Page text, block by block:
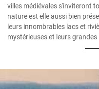
villes médiévales s'inviteront
nature est elle aussi bien
leurs innombrables lacs et
mystérieuses et leurs grandes